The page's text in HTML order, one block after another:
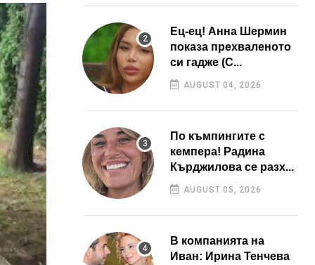
Ец-ец! Анна Шермин
показа прехваленото
си гадже (С...
AUGUST 04, 2026
По къмпингите с
кемпера! Радина
Кърджилова се разх...
AUGUST 05, 2026
В компанията на
Иван: Ирина Тенчева